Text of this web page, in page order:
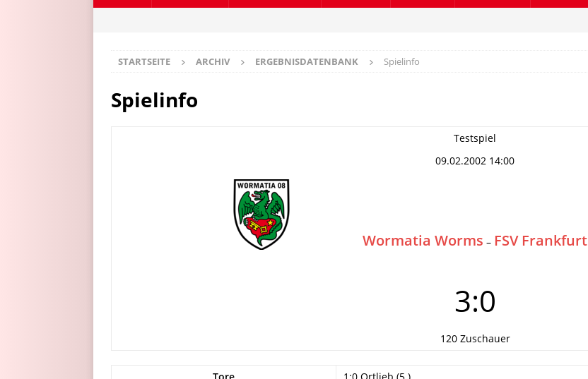
STARTSEITE ARCHIV ERGEBNISDATENBANK Spielinfo
Spielinfo
Testspiel
09.02.2002 14:00
Wormatia Worms – FSV Frankfurt
3:0
120 Zuschauer